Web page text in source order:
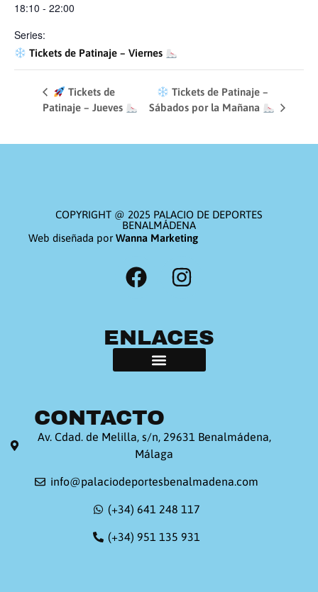
18:10 - 22:00
Series:
Tickets de Patinaje – Viernes
Tickets de
Patinaje – Jueves
Tickets de Patinaje –
Sábados por la Mañana
COPYRIGHT @ 2025 PALACIO DE DEPORTES
BENALMÁDENA
Web diseñada por Wanna Marketing
ENLACES
CONTACTO
Av. Cdad. de Melilla, s/n, 29631 Benalmádena,
Málaga
info@palaciodeportesbenalmadena.com
(+34) 641 248 117
(+34) 951 135 931